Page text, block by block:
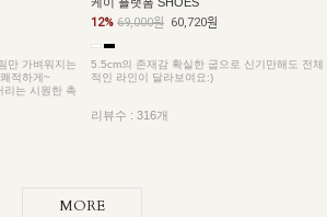
만 가벼워지는
적하게~
리는 시원한 촉
케이 플랫폼 SHOES
12% 69,000원 60,720원
5.5cm의 존재감 확실한 굽으로 신기만해도 전체
적인 라인이 달라보여요:)
리뷰수 : 316개
MORE